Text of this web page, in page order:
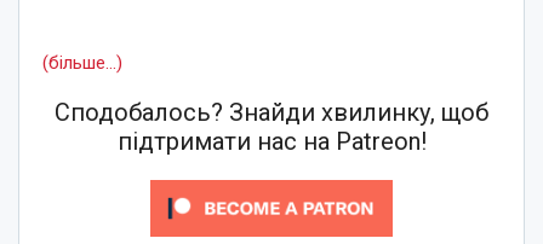
(більше…)
Сподобалось? Знайди хвилинку, щоб
підтримати нас на Patreon!